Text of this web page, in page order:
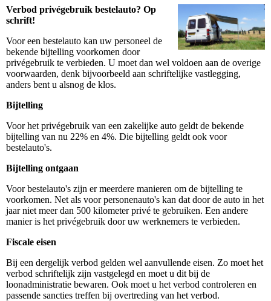
Verbod privégebruik bestelauto? Op
schrift!
Voor een bestelauto kan uw personeel de
bekende bijtelling voorkomen door
privégebruik te verbieden. U moet dan wel voldoen aan de overige
voorwaarden, denk bijvoorbeeld aan schriftelijke vastlegging,
anders bent u alsnog de klos.
Bijtelling
Voor het privégebruik van een zakelijke auto geldt de bekende
bijtelling van nu 22% en 4%. Die bijtelling geldt ook voor
bestelauto's.
Bijtelling ontgaan
Voor bestelauto's zijn er meerdere manieren om de bijtelling te
voorkomen. Net als voor personenauto's kan dat door de auto in het
jaar niet meer dan 500 kilometer privé te gebruiken. Een andere
manier is het privégebruik door uw werknemers te verbieden.
Fiscale eisen
Bij een dergelijk verbod gelden wel aanvullende eisen. Zo moet het
verbod schriftelijk zijn vastgelegd en moet u dit bij de
loonadministratie bewaren. Ook moet u het verbod controleren en
passende sancties treffen bij overtreding van het verbod.